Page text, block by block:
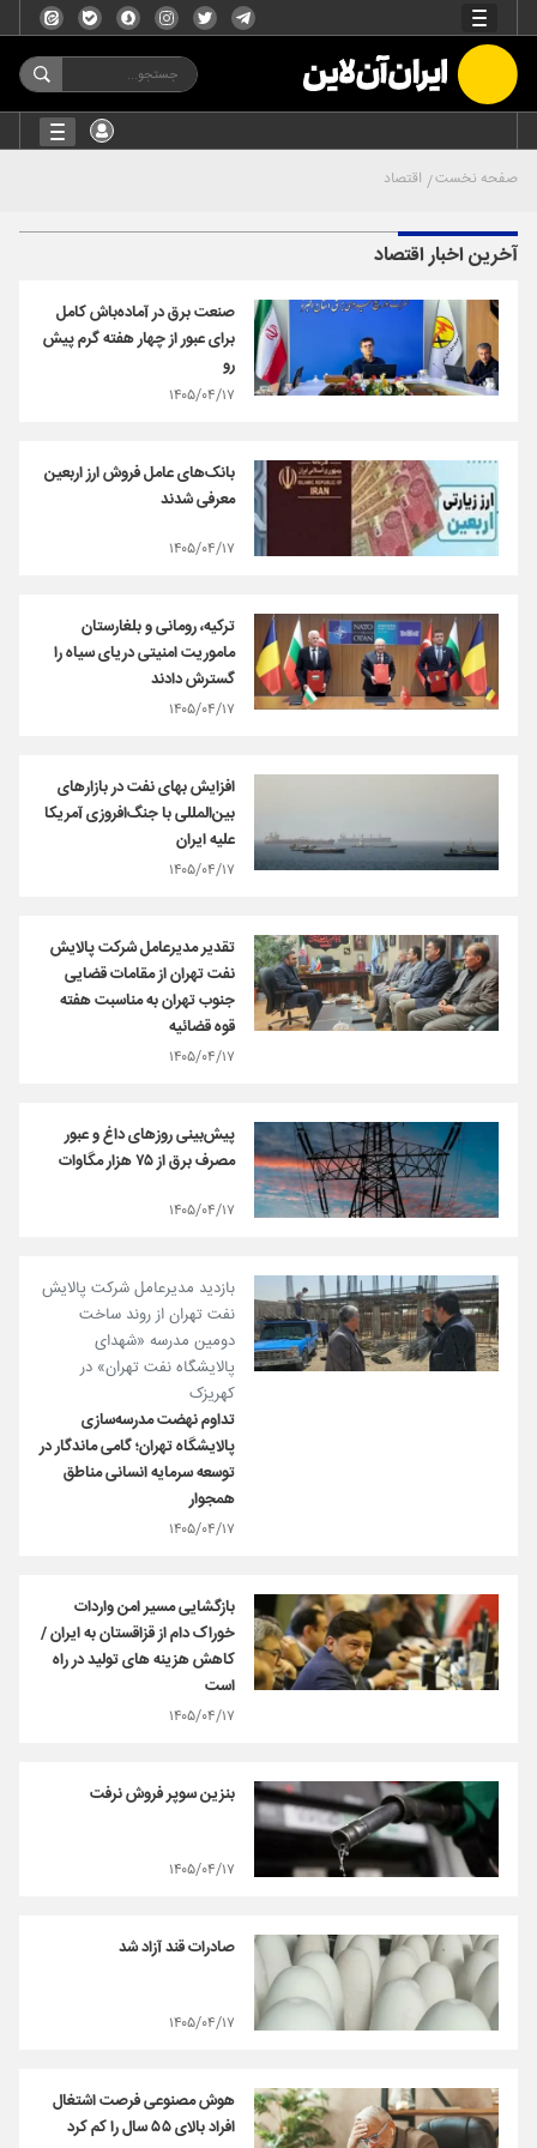
صفحه نخست اقتصاد
آخرین اخبار اقتصاد
صنعت برق در آماده‌باش کامل
برای عبور از چهار هفته گرم پیش
رو
۱۴۰۵/۰۴/۱۷
بانک‌های عامل فروش ارز اربعین
معرفی شدند
۱۴۰۵/۰۴/۱۷
ترکیه، رومانی و بلغارستان
ماموریت امنیتی دریای سیاه را
گسترش دادند
۱۴۰۵/۰۴/۱۷
افزایش بهای نفت در بازارهای
بین‌المللی با جنگ‌افروزی آمریکا
علیه ایران
۱۴۰۵/۰۴/۱۷
تقدیر مدیرعامل شرکت پالایش
نفت تهران از مقامات قضایی
جنوب تهران به مناسبت هفته
قوه قضائیه
۱۴۰۵/۰۴/۱۷
پیش‌بینی روزهای داغ و عبور
مصرف برق از ۷۵ هزار مگاوات
۱۴۰۵/۰۴/۱۷
بازدید مدیرعامل شرکت پالایش
نفت تهران از روند ساخت
دومین مدرسه «شهدای
پالایشگاه نفت تهران» در
کهریزک
تداوم نهضت مدرسه‌سازی
پالایشگاه تهران؛ گامی ماندگار در
توسعه سرمایه انسانی مناطق
همجوار
۱۴۰۵/۰۴/۱۷
بازگشایی مسیر امن واردات
خوراک دام از قزاقستان به ایران /
کاهش هزینه‌ های تولید در راه
است
۱۴۰۵/۰۴/۱۷
بنزین سوپر فروش نرفت
۱۴۰۵/۰۴/۱۷
صادرات قند آزاد شد
۱۴۰۵/۰۴/۱۷
هوش مصنوعی فرصت اشتغال
افراد بالای ۵۵ سال را کم کرد